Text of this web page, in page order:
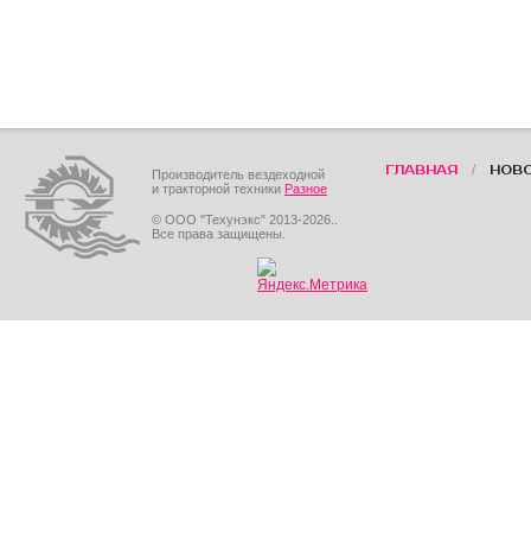
Производитель вездеходной
и тракторной техники Разное
© ООО "Техунэкс" 2013-2026..
Все права защищены.
ГЛАВНАЯ /